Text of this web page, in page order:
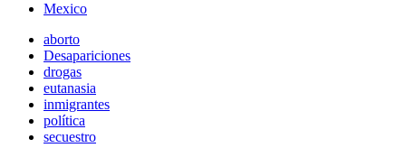
Mexico
aborto
Desapariciones
drogas
eutanasia
inmigrantes
política
secuestro